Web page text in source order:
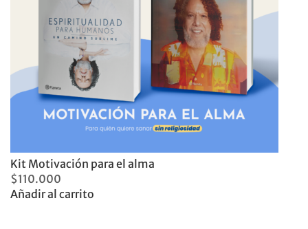
Kit Motivación para el alma
$110.000
Añadir al carrito